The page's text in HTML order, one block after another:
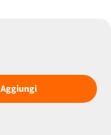
Aggiungi